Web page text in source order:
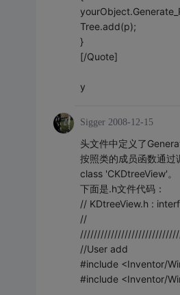
Tree.add(p);
}
[/Quote]
y
Sigger 2008-12-15
头文件中定义了
按照类的成员函数通
class 'CKDtreeView'。
下面是.h文件代码：
// KDtreeView.h :
//
//User add
#include <Inventor/
#include <Inventor/